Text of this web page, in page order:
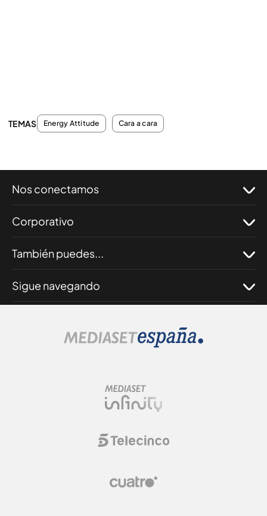
TEMAS Energy Attitude Cara a cara
Nos conectamos
Corporativo
También puedes...
Sigue navegando